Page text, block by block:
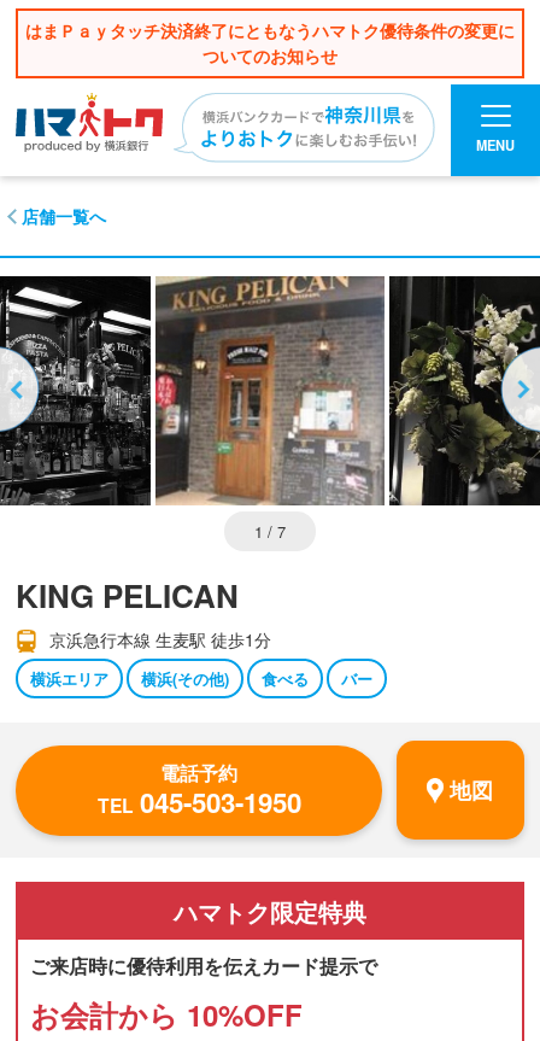
はまＰａｙタッチ決済終了にともなうハマトク優待条件の変更に
ついてのお知らせ
MENU
店舗一覧へ
1 / 7
KING PELICAN
京浜急行本線 生麦駅 徒歩1分
横浜エリア 横浜(その他) 食べる バー
電話予約
TEL 045-503-1950 地図
ハマトク限定特典
ご来店時に優待利用を伝えカード提示で
お会計から 10%OFF